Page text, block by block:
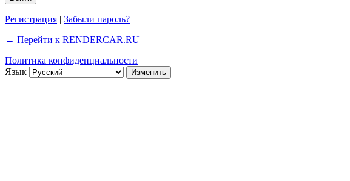
Регистрация | Забыли пароль?
← Перейти к RENDERCAR.RU
Политика конфиденциальности
Язык